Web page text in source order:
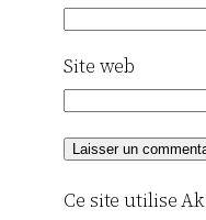
Site web
Ce site utilise